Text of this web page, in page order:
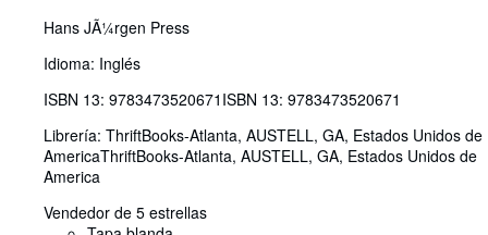
Hans JÃ¼rgen Press
Idioma: Inglés
ISBN 13: 9783473520671 ISBN 13: 9783473520671
Librería: ThriftBooks-Atlanta, AUSTELL, GA, Estados Unidos de
AmericaThriftBooks-Atlanta, AUSTELL, GA, Estados Unidos de
America
Vendedor de 5 estrellas